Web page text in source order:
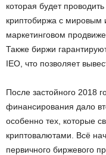
которая будет
криптобиржа с мировым
маркетинговом
Также биржи
IEO, что позволяет
После застойного 2018
финансирования дало
особенно тех, которые
криптовалютами. Всё
первичного биржевого